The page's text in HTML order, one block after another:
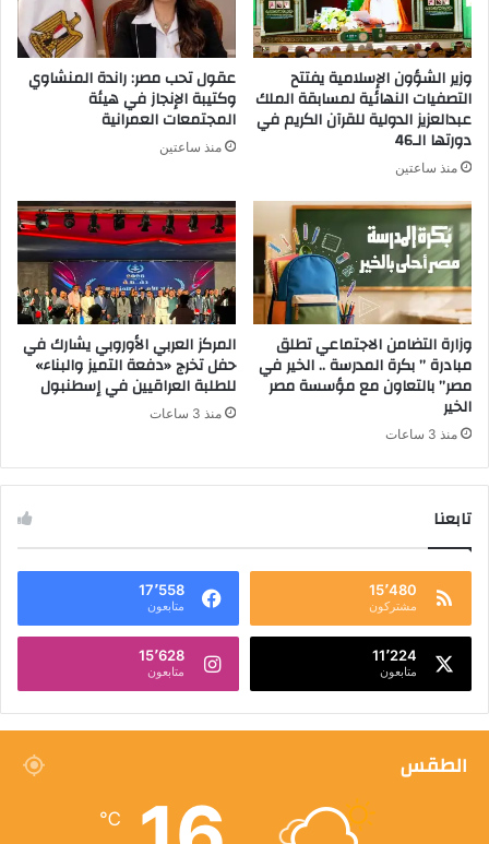
وزير الشؤون الإسلامية يفتتح
التصفيات النهائية لمسابقة الملك
عبدالعزيز الدولية للقرآن الكريم في
دورتها الـ46
منذ ساعتين
عقول تحب مصر: راندة المنشاوي
وكتيبة الإنجاز في هيئة
المجتمعات العمرانية
منذ ساعتين
وزارة التضامن الاجتماعي تطلق
مبادرة ” بكرة المدرسة .. الخير في
مصر” بالتعاون مع مؤسسة مصر
الخير
منذ 3 ساعات
المركز العربي الأوروبي يشارك في
حفل تخرج «دفعة التميز والبناء»
للطلبة العراقيين في إسطنبول
منذ 3 ساعات
تابعنا
15٬480
مشتركون
17٬558
متابعون
11٬224
متابعون
15٬628
متابعون
الطقس
℃